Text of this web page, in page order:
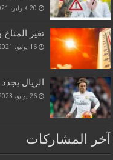
20 فبراير، 2021
تغير
16 يوليو، 2021
الريال
26 يونيو، 2023
آخر المشاركات